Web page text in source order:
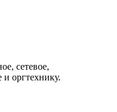
сетевое,
и оргтехнику.